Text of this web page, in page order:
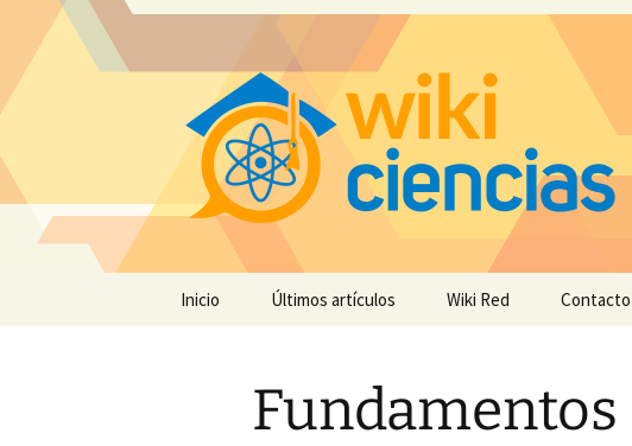
Inicio Últimos artículos Wiki Red Contacto